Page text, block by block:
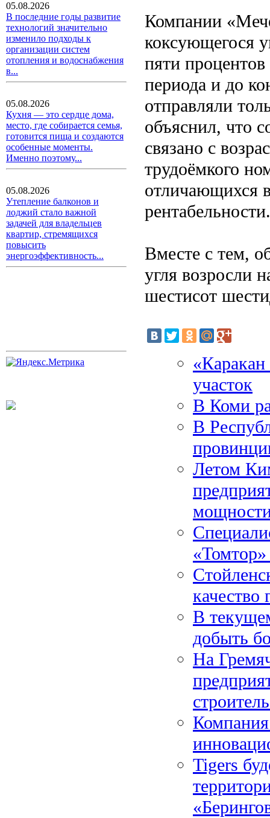
05.08.2026
В последние годы развитие
технологий значительно
изменило подходы к
организации систем
отопления и водоснабжения
в...
05.08.2026
Кухня — это сердце дома,
место, где собирается семья,
готовится пища и создаются
особенные моменты.
Именно поэтому...
05.08.2026
Утепление балконов и
лоджий стало важной
задачей для владельцев
квартир, стремящихся
повысить
энергоэффективность...
Компании
коксующегося
пяти
периода и до
отправляли
объяснил, что
связано с
трудоёмкого
отличающихся
рентабельности.
Вместе с тем,
угля возросли
шестисот
«Каракан
участок
В Коми
В
Летом
качество
В
добыть
На
Tigers